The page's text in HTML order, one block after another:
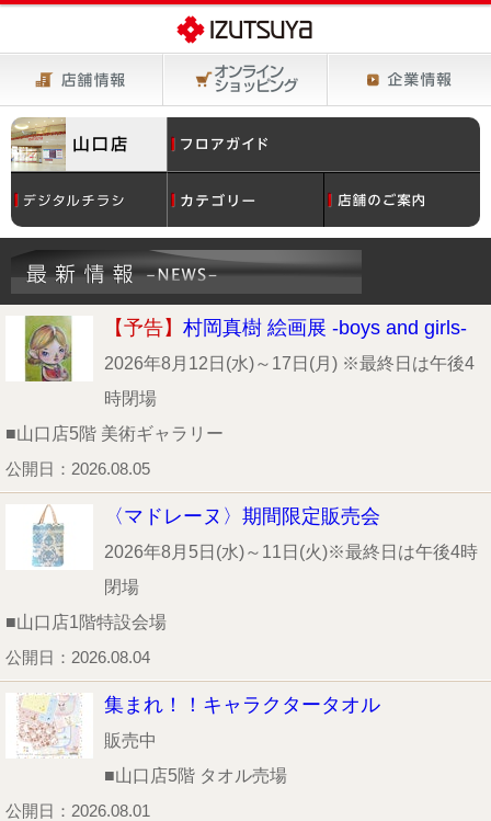
【予告】 村岡真樹 絵画展 -boys and girls-
2026年8月12日(水)～17日(月) ※最終日は午後4
時閉場
■山口店5階 美術ギャラリー
公開日：2026.08.05
〈マドレーヌ〉期間限定販売会
2026年8月5日(水)～11日(火)※最終日は午後4時
閉場
■山口店1階特設会場
公開日：2026.08.04
集まれ！！キャラクタータオル
販売中
■山口店5階 タオル売場
公開日：2026.08.01